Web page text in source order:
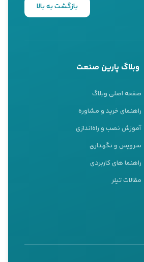
بازگشت به بالا
وبلاگ پارین صنعت
صفحه اصلی وبلاگ
راهنمای خرید و مشاوره
آموزش نصب و راه‌اندازی
سرویس و نگهداری
راهنما های کاربردی
مقالات تیلر